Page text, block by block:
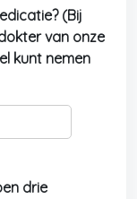
(Bij
van onze
kunt nemen
drie